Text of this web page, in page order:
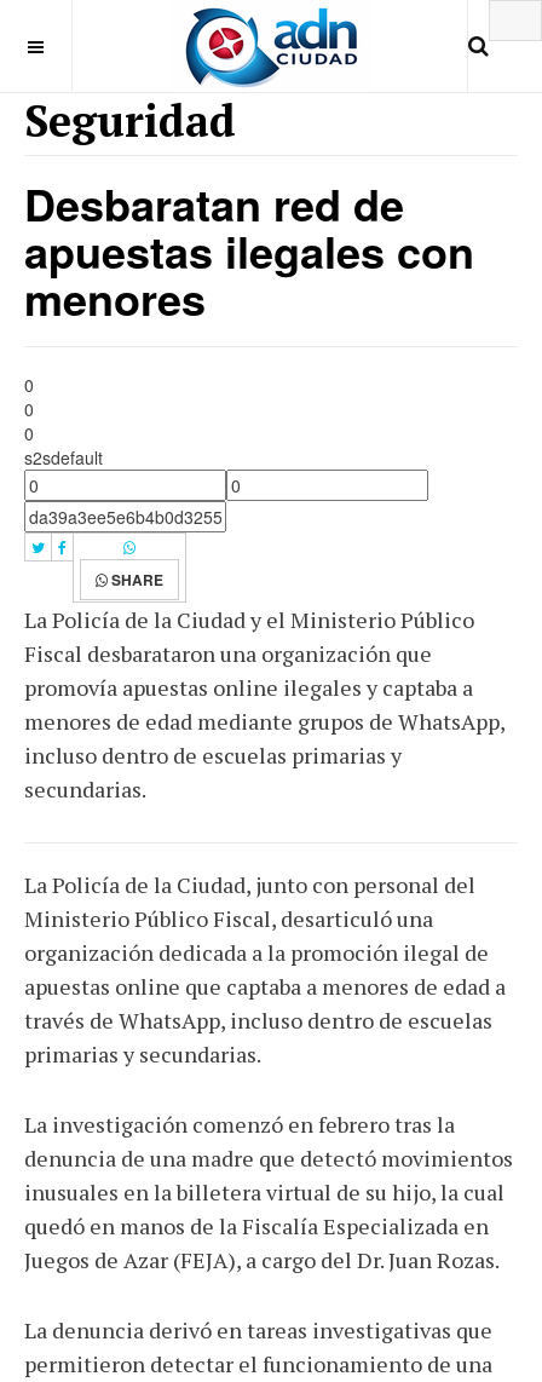
Seguridad
Desbaratan red de
apuestas ilegales con
menores
0
0
0
s2sdefault
SHARE
La Policía de la Ciudad y el Ministerio Público
Fiscal desbarataron una organización que
promovía apuestas online ilegales y captaba a
menores de edad mediante grupos de WhatsApp,
incluso dentro de escuelas primarias y
secundarias.
La Policía de la Ciudad, junto con personal del
Ministerio Público Fiscal, desarticuló una
organización dedicada a la promoción ilegal de
apuestas online que captaba a menores de edad a
través de WhatsApp, incluso dentro de escuelas
primarias y secundarias.
La investigación comenzó en febrero tras la
denuncia de una madre que detectó movimientos
inusuales en la billetera virtual de su hijo, la cual
quedó en manos de la Fiscalía Especializada en
Juegos de Azar (FEJA), a cargo del Dr. Juan Rozas.
La denuncia derivó en tareas investigativas que
permitieron detectar el funcionamiento de una